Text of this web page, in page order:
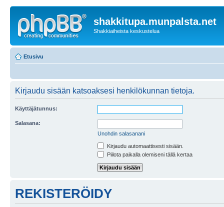
shakkitupa.munpalsta.net
Shakkiaiheista keskustelua
Etusivu
Kirjaudu sisään katsoaksesi henkilökunnan tietoja.
Käyttäjätunnus:
Salasana:
Unohdin salasanani
Kirjaudu automaattisesti sisään.
Piilota paikalla olemiseni tällä kertaa
REKISTERÖIDY